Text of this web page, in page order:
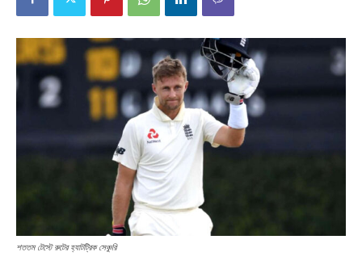
শততম টেস্টে রুটের হ্যাটট্রিক সেঞ্চুরি